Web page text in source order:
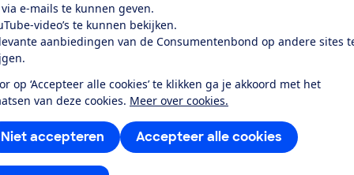
e-mails te kunnen geven.
video’s te kunnen bekijken.
aanbiedingen van de Consumentenbond op andere sites
op ‘Accepteer alle cookies’ te klikken ga je akkoord met het
van deze cookies. Meer over cookies.
Accepteer alle cookies
Niet accepteren
toe